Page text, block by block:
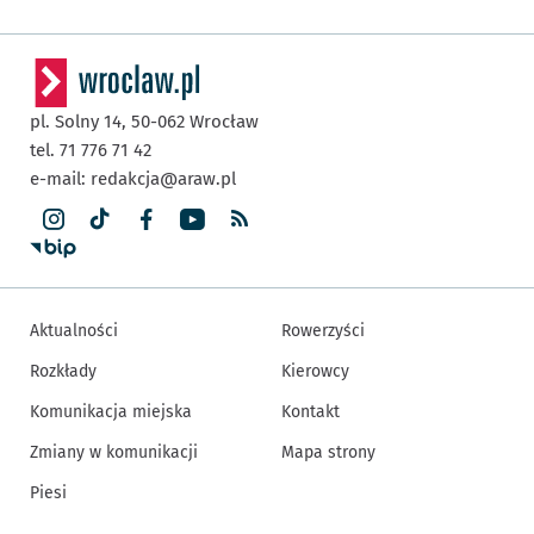
pl. Solny 14, 50-062 Wrocław
tel. 71 776 71 42
e-mail: redakcja@araw.pl
Aktualności
Rozkłady
Komunikacja miejska
Zmiany w komunikacji
Piesi
Rowerzyści
Kierowcy
Kontakt
Mapa strony